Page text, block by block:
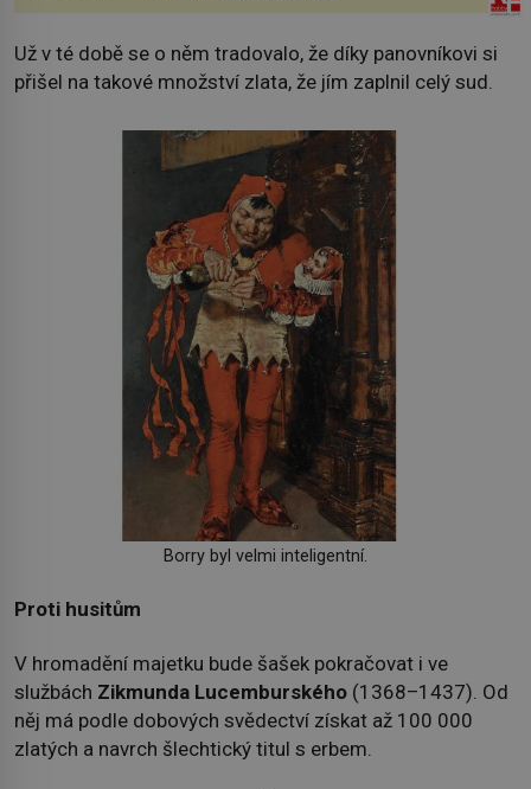
Už v té době se o něm tradovalo, že díky panovníkovi si
přišel na takové množství zlata, že jím zaplnil celý sud.
Borry byl velmi inteligentní.
Proti husitům
V hromadění majetku bude šašek pokračovat i ve
službách Zikmunda Lucemburského (1368–1437). Od
něj má podle dobových svědectví získat až 100 000
zlatých a navrch šlechtický titul s erbem.